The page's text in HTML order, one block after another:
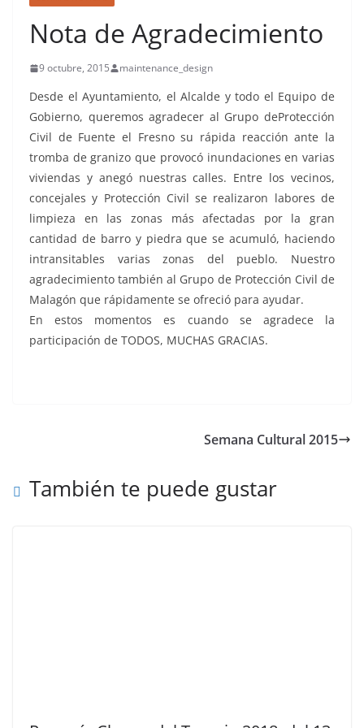
Nota de Agradecimiento
9 octubre, 2015 maintenance_design
Desde el Ayuntamiento, el Alcalde y todo el Equipo de
Gobierno, queremos agradecer al Grupo deProtección
Civil de Fuente el Fresno su rápida reacción ante la
tromba de granizo que provocó inundaciones en varias
viviendas y anegó nuestras calles. Entre los vecinos,
concejales y Protección Civil se realizaron labores de
limpieza en las zonas más afectadas por la gran
cantidad de barro y piedra que se acumuló, haciendo
intransitables varias zonas del pueblo. Nuestro
agradecimiento también al Grupo de Protección Civil de
Malagón que rápidamente se ofreció para ayudar.
En estos momentos es cuando se agradece la
participación de TODOS, MUCHAS GRACIAS.
Semana Cultural 2015
También te puede gustar